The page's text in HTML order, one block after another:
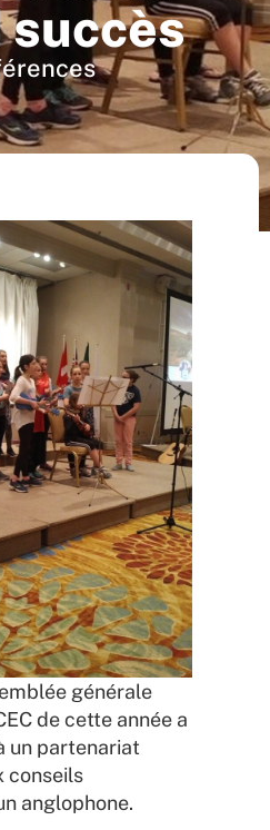
succès
générale
de cette année a
un partenariat
conseils
anglophone.